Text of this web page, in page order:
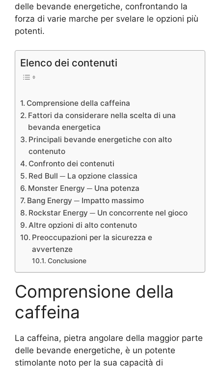
delle bevande energetiche, confrontando la
forza di varie marche per svelare le opzioni più
potenti.
Elenco dei contenuti
Comprensione della caffeina
Fattori da considerare nella scelta di una
bevanda energetica
Principali bevande energetiche con alto
contenuto
Confronto dei contenuti
Red Bull ─ La opzione classica
Monster Energy ─ Una potenza
Bang Energy ─ Impatto massimo
Rockstar Energy ─ Un concorrente nel gioco
Altre opzioni di alto contenuto
Preoccupazioni per la sicurezza e
avvertenze
Conclusione
Comprensione della
caffeina
La caffeina, pietra angolare della maggior parte
delle bevande energetiche, è un potente
stimolante noto per la sua capacità di